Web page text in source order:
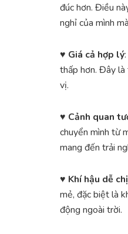
đúc hơn. Điều
nghỉ của mình
♥ Giá cả hợp lý
thấp hơn. Đây là
vị.
♥ Cảnh quan
chuyển mình từ
mang đến trải
♥ Khí hậu dễ
mẻ, đặc biệt là
động ngoài trời.